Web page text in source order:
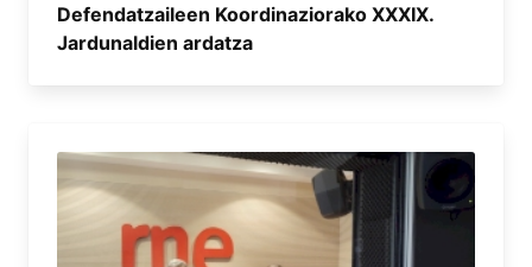
Defendatzaileen Koordinaziorako XXXIX.
Jardunaldien ardatza